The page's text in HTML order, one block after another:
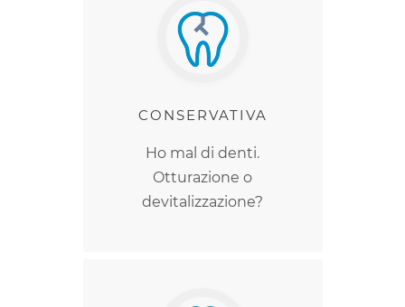
CONSERVATIVA
Ho mal di denti.
Otturazione o
devitalizzazione?